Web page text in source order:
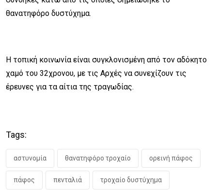
θανατηφόρο δυστύχημα.
Η τοπική κοινωνία είναι συγκλονισμένη από τον αδόκητο
χαμό του 32χρονου, με τις Αρχές να συνεχίζουν τις
έρευνες για τα αίτια της τραγωδίας.
Tags:
αστυνομία θανατηφόρο τροχαίο ορεινή πάφος
πάφος πενταλιά τροχαίο δυστύχημα